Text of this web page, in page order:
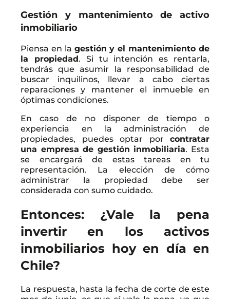
Gestión y mantenimiento de activo
inmobiliario
Piensa en la gestión y el mantenimiento de
la propiedad. Si tu intención es rentarla,
tendrás que asumir la responsabilidad de
buscar inquilinos, llevar a cabo ciertas
reparaciones y mantener el inmueble en
óptimas condiciones.
En caso de no disponer de tiempo o
experiencia en la administración de
propiedades, puedes optar por contratar
una empresa de gestión inmobiliaria. Esta
se encargará de estas tareas en tu
representación. La elección de cómo
administrar la propiedad debe ser
considerada con sumo cuidado.
Entonces: ¿Vale la pena
invertir en los activos
inmobiliarios hoy en día en
Chile?
La respuesta, hasta la fecha de corte de este